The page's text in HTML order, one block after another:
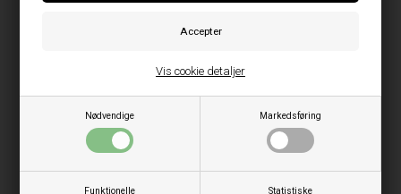
Nødvendige Markedsføring
Funktionelle Statistiske
Vis cookie detaljer